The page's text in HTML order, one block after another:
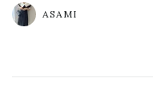
ASAMI